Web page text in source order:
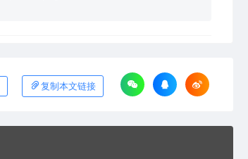
复制本文链接